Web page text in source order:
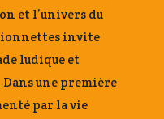
et l’univers du
invite
ludique et
une première
par la vie